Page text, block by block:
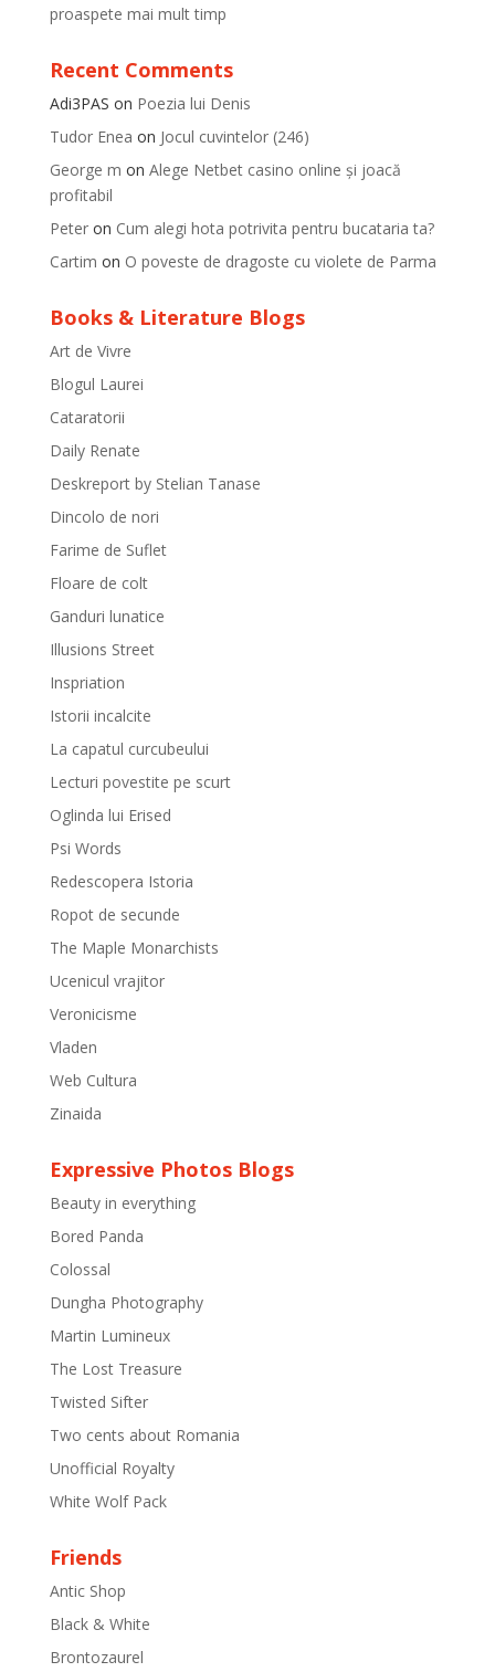
proaspete mai mult timp
Recent Comments
Adi3PAS on Poezia lui Denis
Tudor Enea on Jocul cuvintelor (246)
George m on Alege Netbet casino online și joacă
profitabil
Peteron Cum alegi hota potrivita pentru bucataria ta?
Cartim on O poveste de dragoste cu violete de Parma
Books & Literature Blogs
Art de Vivre
Blogul Laurei
Cataratorii
Daily Renate
Deskreport by Stelian Tanase
Dincolo de nori
Farime de Suflet
Floare de colt
Ganduri lunatice
Illusions Street
Inspriation
Istorii incalcite
La capatul curcubeului
Lecturi povestite pe scurt
Oglinda lui Erised
Psi Words
Redescopera Istoria
Ropot de secunde
The Maple Monarchists
Ucenicul vrajitor
Veronicisme
Vladen
Web Cultura
Zinaida
Expressive Photos Blogs
Beauty in everything
Bored Panda
Colossal
Dungha Photography
Martin Lumineux
The Lost Treasure
Twisted Sifter
Two cents about Romania
Unofficial Royalty
White Wolf Pack
Friends
Antic Shop
Black & White
Brontozaurel